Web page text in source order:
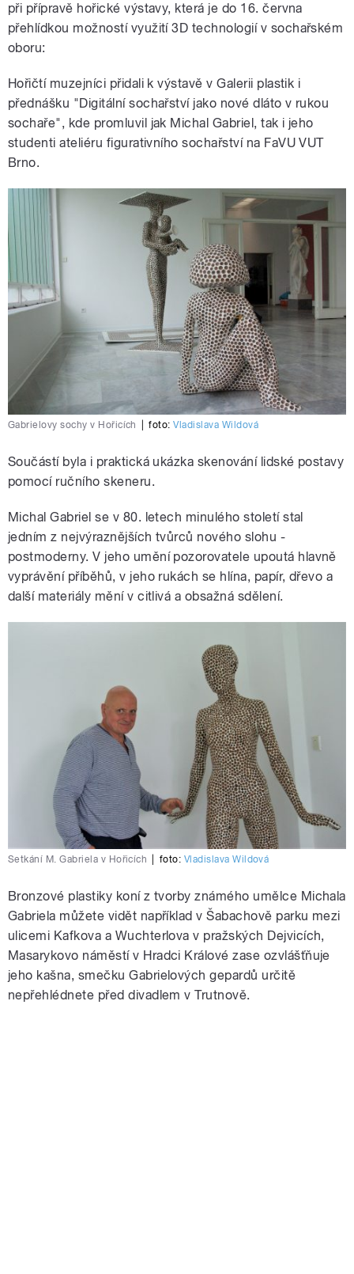
při přípravě hořické výstavy, která je do 16. června
přehlídkou možností využití 3D technologií v sochařském
oboru:
Hořičtí muzejníci přidali k výstavě v Galerii plastik i
přednášku "Digitální sochařství jako nové dláto v rukou
sochaře", kde promluvil jak Michal Gabriel, tak i jeho
studenti ateliéru figurativního sochařství na FaVU VUT
Brno.
Gabrielovy sochy v Hořicích foto:Vladislava Wildová
Součástí byla i praktická ukázka skenování lidské postavy
pomocí ručního skeneru.
Michal Gabriel se v 80. letech minulého století stal
jedním z nejvýraznějších tvůrců nového slohu -
postmoderny. V jeho umění pozorovatele upoutá hlavně
vyprávění příběhů, v jeho rukách se hlína, papír, dřevo a
další materiály mění v citlivá a obsažná sdělení.
Setkání M. Gabriela v Hořicích foto: Vladislava Wildová
Bronzové plastiky koní z tvorby známého umělce Michala
Gabriela můžete vidět například v Šabachově parku mezi
ulicemi Kafkova a Wuchterlova v pražských Dejvicích,
Masarykovo náměstí v Hradci Králové zase ozvlášťňuje
jeho kašna, smečku Gabrielových gepardů určitě
nepřehlédnete před divadlem v Trutnově.